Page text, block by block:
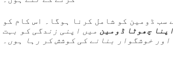
ڈومین کو شامل کرنا ہوگا۔ اس کام کو
چھوٹا ڈومین میں اپنی زندگی کو بہت
اور خوشگوار بنانے کی کوشش کر رہا ہوں۔